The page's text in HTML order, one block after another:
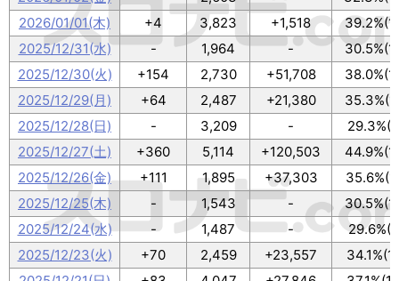
2026/01/01(木)
+4 3,823 +1,518
2025/12/31(水)
- 1,964 -
2025/12/30(火)
+154 2,730 +51,708
2025/12/29(月)
+64 2,487 +21,380
2025/12/28(日)
- 3,209 -
2025/12/27(土)
+360 5,114 +120,503
2025/12/26(金)
+111 1,895 +37,303
2025/12/25(木)
- 1,543 -
2025/12/24(水)
- 1,487 -
2025/12/23(火)
+70 2,459 +23,557